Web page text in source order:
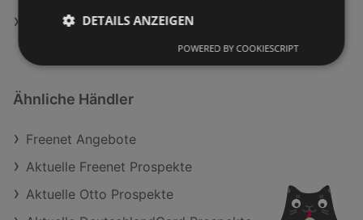
Aktuelle DeutschlandCard - Online Coupons
Ähnliche Händler
Freenet Angebote
Aktuelle Freenet Prospekte
Aktuelle Otto Prospekte
DETAILS ANZEIGEN
POWERED BY COOKIESCRIPT